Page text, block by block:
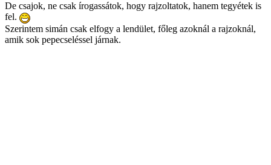
De csajok, ne csak írogassátok, hogy rajzoltatok, hanem tegyétek is
fel.
Szerintem simán csak elfogy a lendület, főleg azoknál a rajzoknál,
amik sok pepecseléssel járnak.